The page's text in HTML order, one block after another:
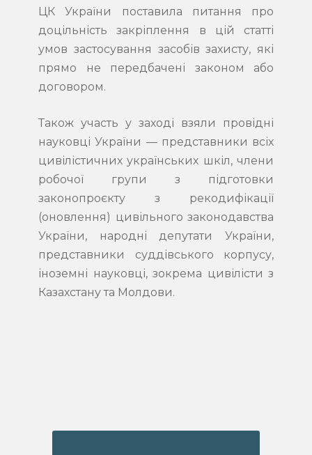
ЦК України поставила питання про
доцільність закріплення в цій статті
умов застосування засобів захисту, які
прямо не передбачені законом або
договором.
Також участь у заході взяли провідні
науковці України — представники всіх
цивілістичних українських шкіл, члени
робочої групи з підготовки
законопроєкту з рекодифікації
(оновлення) цивільного законодавства
України, народні депутати України,
представники суддівського корпусу,
іноземні науковці, зокрема цивілісти з
Казахстану та Молдови.